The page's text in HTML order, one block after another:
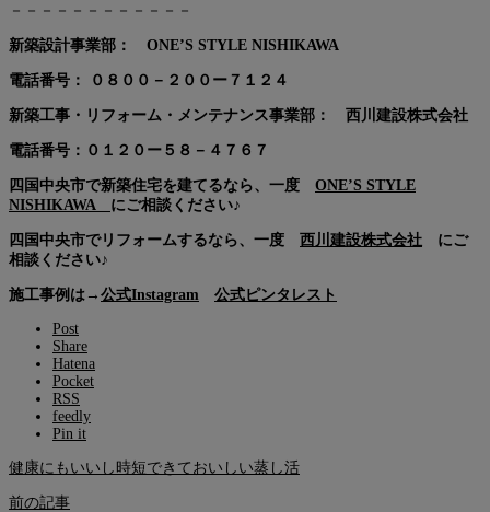
－－－－－－－－－－－－
新築設計事業部： ONE’S STYLE NISHIKAWA
電話番号： ０８００－２００ー７１２４
新築工事・リフォーム・メンテナンス事業部： 西川建設株式会社
電話番号：０１２０ー５８－４７６７
四国中央市で新築住宅を建てるなら、一度 ONE’S STYLE
NISHIKAWA
にご相談ください♪
四国中央市でリフォームするなら、一度 西川建設株式会社 にご
相談ください♪
施工事例は→ 公式Instagram 公式ピンタレスト
Post
Share
Hatena
Pocket
RSS
feedly
Pin it
健康にもいいし時短できておいしい蒸し活
前の記事